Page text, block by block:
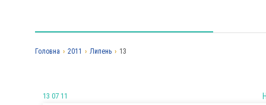
Головна › 2011 › Липень › 13
13 07 11